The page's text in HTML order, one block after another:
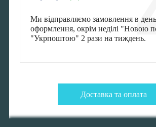
Ми відправляємо замовлення в день
оформлення, окрім неділі "Новою
"Укрпоштою" 2 рази на тиждень.
Доставка та оплата